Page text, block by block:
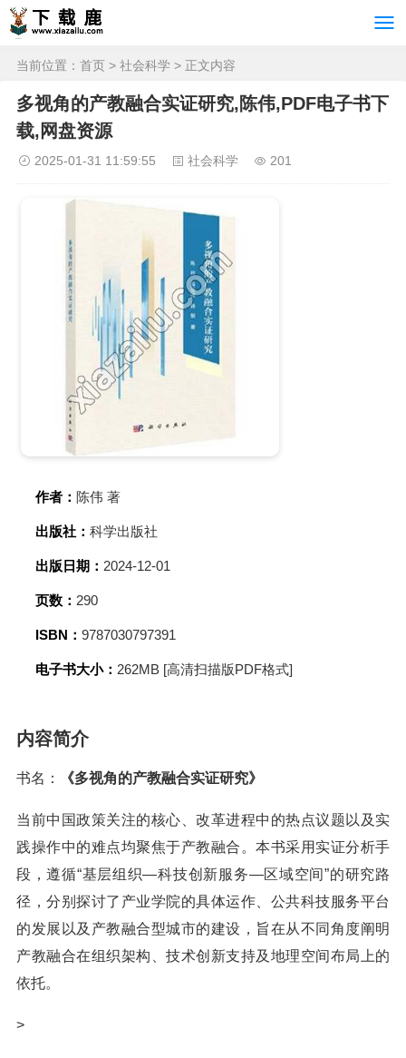
当前位置： 首页 > 社会科学 > 正文内容
多视角的产教融合实证研究,陈伟,PDF电子书下
载,网盘资源
2025-01-31 11:59:55 社会科学 201
作者： 陈伟 著
出版社： 科学出版社
出版日期： 2024-12-01
页数： 290
ISBN： 9787030797391
电子书大小： 262MB [高清扫描版PDF格式]
内容简介
书名： 《多视角的产教融合实证研究》
当前中国政策关注的核心、改革进程中的热点议题以及实
践操作中的难点均聚焦于产教融合。本书采用实证分析手
段，遵循“基层组织—科技创新服务—区域空间”的研究路
径，分别探讨了产业学院的具体运作、公共科技服务平台
的发展以及产教融合型城市的建设，旨在从不同角度阐明
产教融合在组织架构、技术创新支持及地理空间布局上的
依托。
>